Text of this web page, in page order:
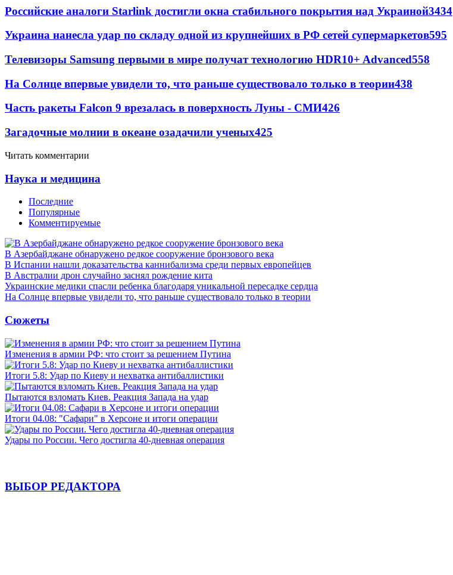
Российские аналоги Starlink достигли окна стабильного покрытия над Украиной3434
Украина нанесла удар по складу одной из крупнейших в РФ сетей супермаркетов595
Телевизоры Samsung первыми в мире получат технологию HDR10+ Advanced558
На Солнце впервые увидели то, что раньше существовало только в теории438
Часть ракеты Falcon 9 врезалась в поверхность Луны - СМИ426
Загадочные молнии в океане озадачили ученых425
Читать комментарии
Наука и медицина
Последние
Популярные
Комментируемые
В Азербайджане обнаружено редкое сооружение бронзового века
В Испании нашли доказательства каннибализма среди первых европейцев
В Австралии дрон случайно заснял рождение кита
Украинские медики спасли ребенка благодаря уникальной пересадке сердца
На Солнце впервые увидели то, что раньше существовало только в теории
Сюжеты
Изменения в армии РФ: что стоит за решением Путина
Итоги 5.8: Удар по Киеву и нехватка антибаллистики
Пытаются взломать Киев. Реакция Запада на удар
Итоги 04.08: "Сафари" в Херсоне и итоги операции
Удары по России. Чего достигла 40-дневная операция
ВЫБОР РЕДАКТОРА